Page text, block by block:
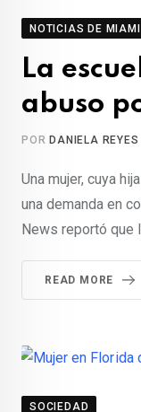
NOTICIAS DE MIAMI
La
abuso
POR DANIELA REYES
Una mujer, cuya
una demanda en
News reportó que
READ MORE
SOCIEDAD